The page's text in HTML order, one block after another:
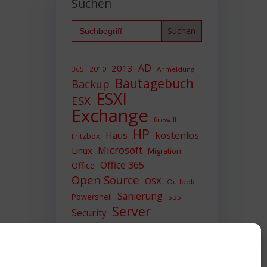
Suchen
Search
for:
365 2010 2013 AD Anmeldung
Backup Bautagebuch
ESX ESXI
Exchange firewall
Fritzbox Haus HP kostenlos
Linux Microsoft Migration
Office Office 365
Open Source OSX Outlook
Powershell Sanierung SBS
Security Server
Sicherheit SIEM